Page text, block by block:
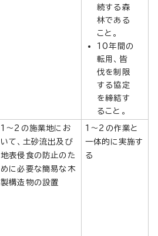
続する森
林である
こと。
10年間の
転用、皆
伐を制限
する協定
を締結す
ること。
1～2の施業地にお
いて、土砂流出及び
地表侵食の防止のた
めに必要な簡易な木
製構造物の設置
1～2の作業と
一体的に実施す
る